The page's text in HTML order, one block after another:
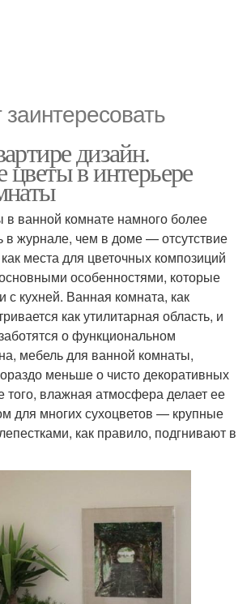
дизайн.
в интерьере
ванной комнате намного более
в журнале, чем в доме — отсутствие
места для цветочных композиций
особенностями, которые
кухней. Ванная комната, как
как утилитарная область, и
о функциональном
мебель для ванной комнаты,
меньше о чисто декоративных
того, влажная атмосфера делает ее
для многих сухоцветов — крупные
как правило, подгнивают в